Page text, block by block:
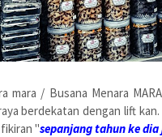
mara / Busana Menara
berdekatan dengan lift
"sepanjang tahun ke